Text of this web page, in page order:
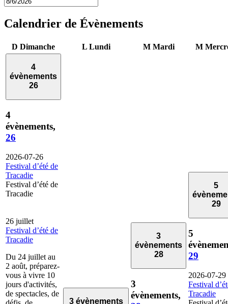
Calendrier de Évènements
D Dimanche L Lundi M Mardi M
4
évènements
26
4
évènements,
26
2026-07-26
Festival d’été de
Tracadie
Festival d’été de
Tracadie
26 juillet
Festival d’été de
Tracadie
Du 24 juillet au
2 août, préparez-
vous à vivre 10
jours d'activités,
de spectacles, de
3 évènements
3
évènements
28
3
évènements,
5
29
5
29
2026-07-29
Festival
Tracadie